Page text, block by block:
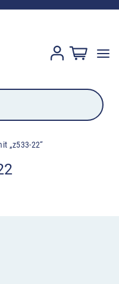
„z533-22“